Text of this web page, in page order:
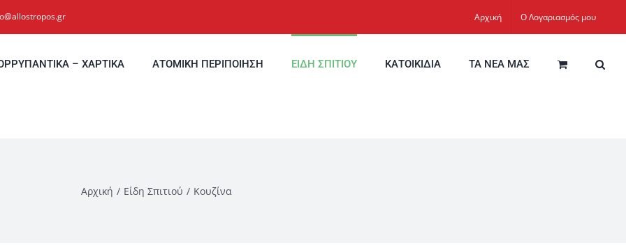
Αρχική Ο Λογαριασμός μου
– ΧΑΡΤΙΚΑ ΑΤΟΜΙΚΗ ΠΕΡΙΠΟΙΗΣΗ ΕΙΔΗ ΣΠΙΤΙΟΥ ΚΑΤΟΙΚΙΔΙΑ ΤΑ ΝΕΑ ΜΑΣ
Αρχική Είδη Σπιτιού Κουζίνα